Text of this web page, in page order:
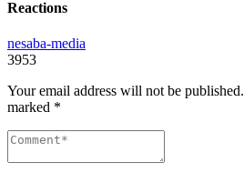
Reactions
nesaba-media
3953
Your email address will not be published.
marked *